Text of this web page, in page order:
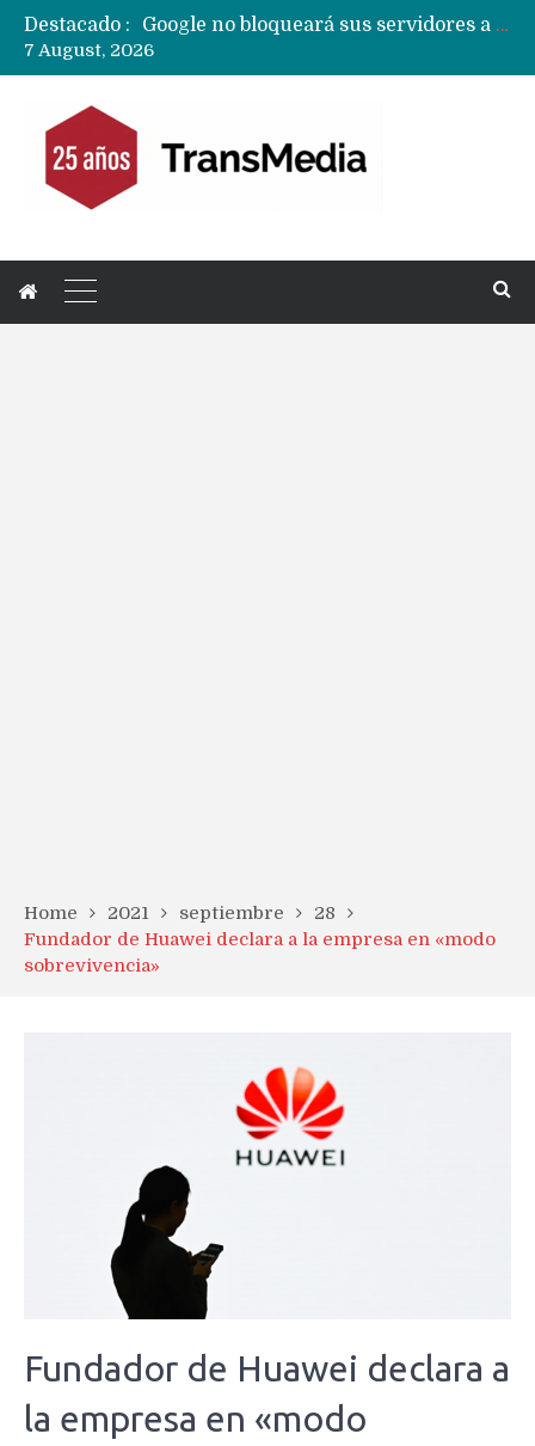
Destacado :
Google no bloqueará sus servidores a MicroG pero tiene un plan para eliminarlo como opción para teléfonos Huawei
CXMT le dice NO a la venta de sus memorias a Apple y dará prioridad a Huawei y Xiaomi
7 August, 2026
Home 2021 septiembre
28
Fundador de Huawei declara a la empresa en «modo
sobrevivencia»
Fundador de Huawei declara a
la empresa en «modo